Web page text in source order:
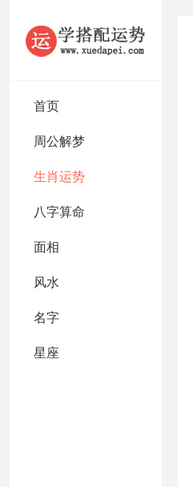
首页
周公解梦
生肖运势
八字算命
面相
风水
名字
星座